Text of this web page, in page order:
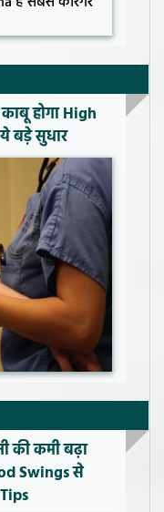
होगा High
बड़े सुधार
की कमी बढ़ा
Swings से